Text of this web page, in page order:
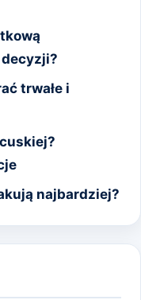
trwałe i
najbardziej?